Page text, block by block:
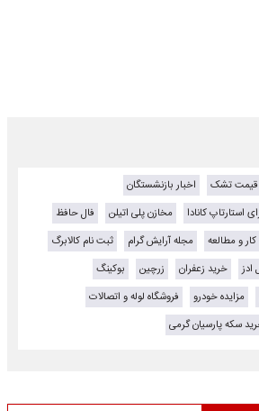
قیمت تشک
اخبار بازنشستگان
استارتاپ کانادا مخازن پلی اتیلن
فال حافظ
و مطالعه مجله آرایش گرام
ثبت نام کالابرگ
ادز خرید زعفران زرچین
بوکینگ
مزایده خودرو
فروشگاه لوله و اتصالات
سکه پارسیان گرمی